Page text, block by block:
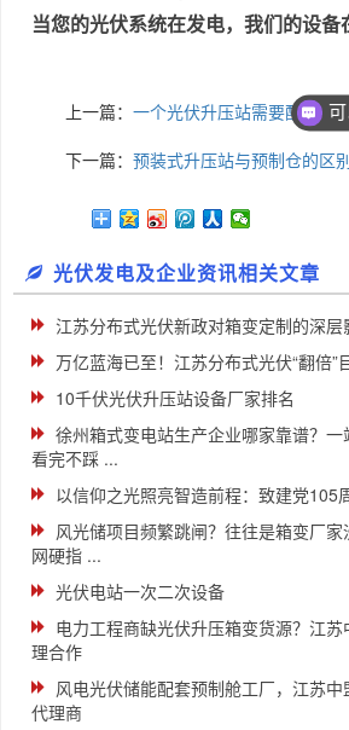
当您的光伏系统在发电，我们的设备
上一篇： 一个光伏升压站需要配几台
下一篇： 预装式升压站与预制仓的区
光伏发电及企业资讯相关文章
江苏分布式光伏新政对箱变定制的深层
万亿蓝海已至！江苏分布式光伏“翻倍”
10千伏光伏升压站设备厂家排名
徐州箱式变电站生产企业哪家靠谱？一
看完不踩 ...
以信仰之光照亮智造前程：致建党105
风光储项目频繁跳闸？往往是箱变厂
网硬指 ...
光伏电站一次二次设备
电力工程商缺光伏升压箱变货源？江
理合作
风电光伏储能配套预制舱工厂，江苏
代理商